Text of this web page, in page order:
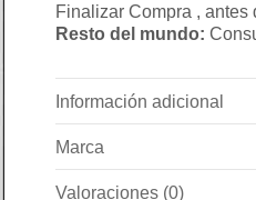
Finalizar Compra , antes
Resto del mundo:
Información adicional
Peso
Marca
Valoraciones (0)